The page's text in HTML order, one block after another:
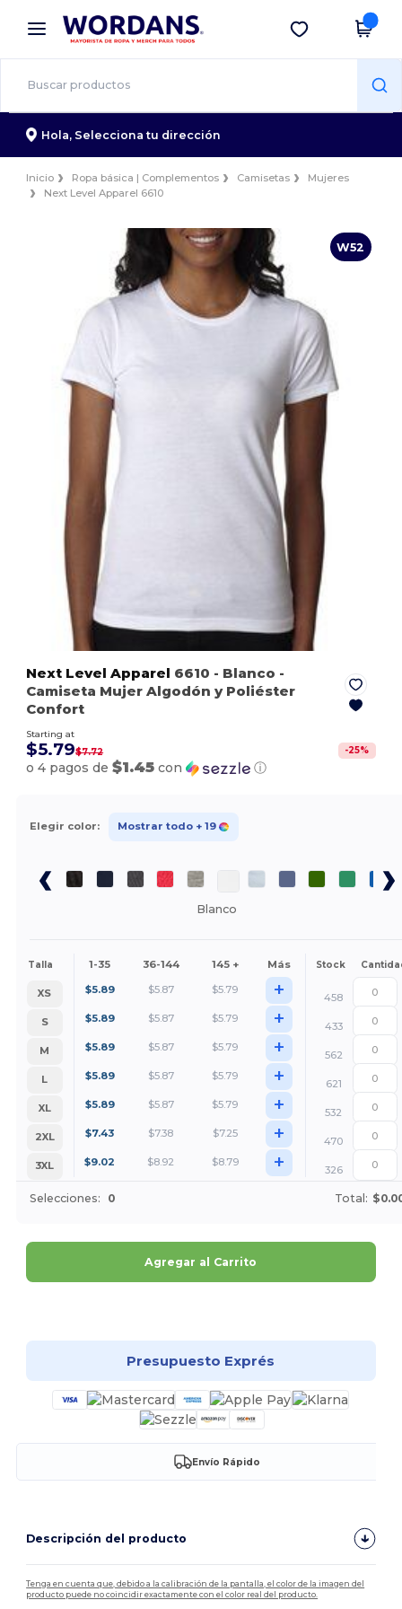
× App de Wordans
¡Mejores precios en app!
Descargar app
Hola, Selecciona tu dirección
Inicio Ropa básica | Complementos Camisetas
Mujeres
Next Level Apparel 6610
W52
Next Level Apparel 6610 - Blanco -
Camiseta Mujer Algodón y Poliéster
Confort
Starting at
$5.79$7.72 -25%
o 4 pagos de$1.45 con ⓘ
Elegir color: Mostrar todo + 19
Blanco
Talla 1-35 36-144 145 + Más Stock
XS $5.89 $5.87 $5.79 +
458
S
$5.89 $5.87 $5.79 +
433
M
$5.89 $5.87 $5.79 +
562
L
$5.89 $5.87 $5.79 +
621
XL
$5.89 $5.87 $5.79 +
532
2XL
$7.43 $7.38 $7.25 +
470
3XL
$9.02 $8.92 $8.79 + 326
Selecciones: 0 Total:
Agregar al Carrito
Presupuesto Exprés
Envío Rápido
Descripción del producto
Tenga en cuenta que, debido a la calibración de la pantalla, el color de la imagen del
producto puede no coincidir exactamente con el color real del producto.